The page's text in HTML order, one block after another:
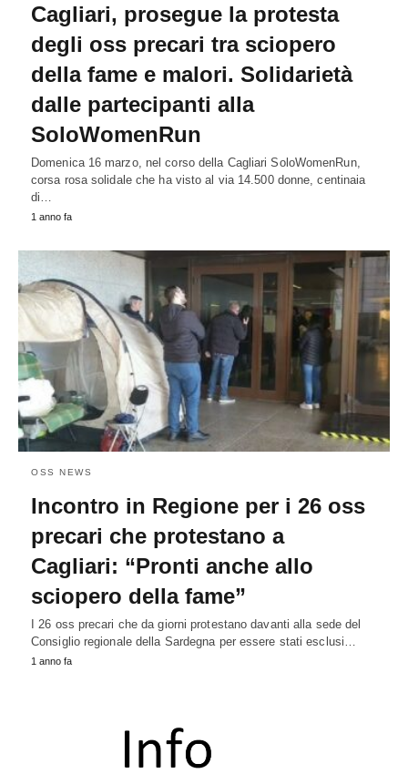
Cagliari, prosegue la protesta
degli oss precari tra sciopero
della fame e malori. Solidarietà
dalle partecipanti alla
SoloWomenRun
Domenica 16 marzo, nel corso della Cagliari SoloWomenRun,
corsa rosa solidale che ha visto al via 14.500 donne, centinaia
di…
1 anno fa
OSS NEWS
Incontro in Regione per i 26 oss
precari che protestano a
Cagliari: “Pronti anche allo
sciopero della fame”
I 26 oss precari che da giorni protestano davanti alla sede del
Consiglio regionale della Sardegna per essere stati esclusi…
1 anno fa